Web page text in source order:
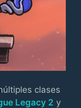
clases
Legacy 2 y